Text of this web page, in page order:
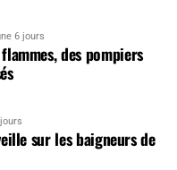
6 jours
des pompiers
sur les baigneurs de